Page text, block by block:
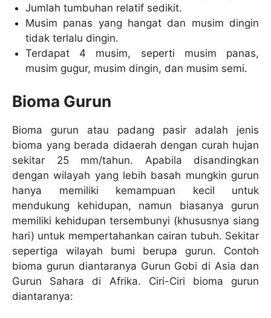
Jumlah tumbuhan relatif sedikit.
Musim panas yang hangat dan musim dingin
tidak terlalu dingin.
Terdapat 4 musim, seperti musim panas,
musim gugur, musim dingin, dan musim semi.
Bioma Gurun
Bioma gurun atau padang pasir adalah jenis
bioma yang berada didaerah dengan curah hujan
sekitar 25 mm/tahun. Apabila disandingkan
dengan wilayah yang lebih basah mungkin gurun
hanya memiliki kemampuan kecil untuk
mendukung kehidupan, namun biasanya gurun
memiliki kehidupan tersembunyi (khususnya siang
hari) untuk mempertahankan cairan tubuh. Sekitar
sepertiga wilayah bumi berupa gurun. Contoh
bioma gurun diantaranya Gurun Gobi di Asia dan
Gurun Sahara di Afrika. Ciri-Ciri bioma gurun
diantaranya: